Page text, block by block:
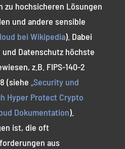
zu hochsicheren Lösungen
und andere sensible
bei Wikipedia). Dabei
Datenschutz höchste
z.B. FIPS-140-2
(siehe „Security und
Hyper Protect Crypto
Dokumentation).
ist, die oft
aus